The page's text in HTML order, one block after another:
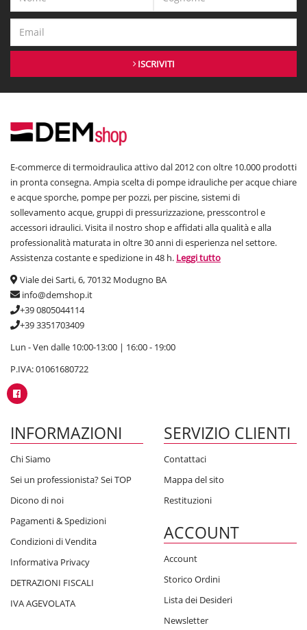
ISCRIVITI
E-commerce di termoidraulica attivo dal 2012 con oltre 10.000 prodotti
in pronta consegna. Ampia scelta di pompe idrauliche per acque chiare
e acque sporche, pompe per pozzi, per piscine, sistemi di
sollevamento acque, gruppi di pressurizzazione, presscontrol e
accessori idraulici. Visita il nostro shop e affidati alla qualità e alla
professionalità maturata in oltre 30 anni di esperienza nel settore.
Assistenza costante e spedizione in 48 h. Leggi tutto
Viale dei Sarti, 6, 70132 Modugno BA
info@demshop.it
+39 0805044114
+39 3351703409
Lun - Ven dalle 10:00-13:00 | 16:00 - 19:00
P.IVA: 01061680722
INFORMAZIONI
Chi Siamo
Sei un professionista? Sei TOP
Dicono di noi
Pagamenti & Spedizioni
Condizioni di Vendita
Informativa Privacy
DETRAZIONI FISCALI
IVA AGEVOLATA
SERVIZIO CLIENTI
Contattaci
Mappa del sito
Restituzioni
ACCOUNT
Account
Storico Ordini
Lista dei Desideri
Newsletter